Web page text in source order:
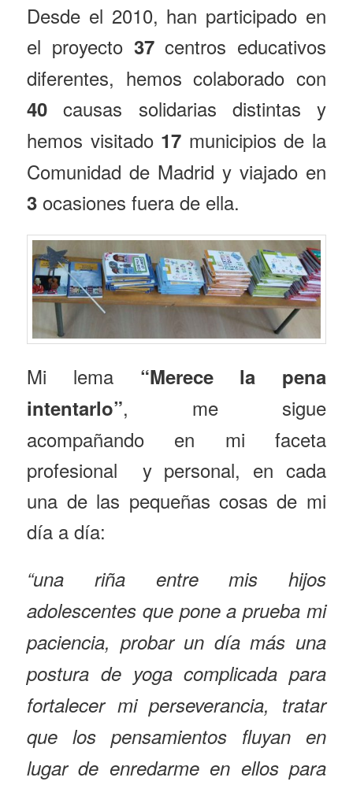
Desde el 2010, han participado en
el proyecto 37centros educativos
diferentes, hemos colaborado con
40 causas solidarias distintas y
hemos visitado 17 municipios de la
Comunidad de Madrid y viajado en
3 ocasiones fuera de ella.
Mi lema “Merece la pena
intentarlo”, me sigue
acompañando en mi faceta
profesional y personal, en cada
una de las pequeñas cosas de mi
día a día:
“una riña entre mis hijos
adolescentes que pone a prueba mi
paciencia, probar un día más una
postura de yoga complicada para
fortalecer mi perseverancia, tratar
que los pensamientos fluyan en
lugar de enredarme en ellos para